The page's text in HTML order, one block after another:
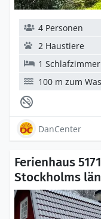
4 Personen
2 Haustiere
1 Schlafzimmer
100 m zum
DanCenter
Ferienhaus
Stockholms län